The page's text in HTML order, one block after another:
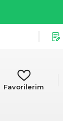
Favorilerim